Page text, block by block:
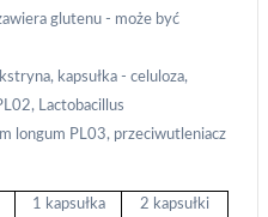
glutenu - może być
kapsułka - celuloza,
Lactobacillus
longum PL03, przeciwutleniacz
1 kapsułka 2 kapsułki
danych do